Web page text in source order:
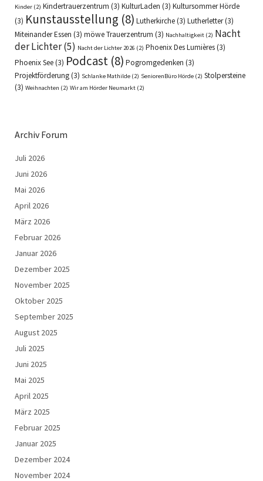
Kinder (2) Kindertrauerzentrum (3) KulturLaden (3) Kultursommer Hörde
(3) Kunstausstellung (8) Lutherkirche(3) Lutherletter(3)
Miteinander Essen (3) möwe Trauerzentrum (3) Nachhaltigkeit (2) Nacht
der Lichter(5) Nacht der Lichter 2026 (2) Phoenix Des Lumières(3)
Phoenix See(3) Podcast (8) Pogromgedenken (3)
Projektförderung(3) Schlanke Mathilde (2) SeniorenBüro Hörde (2) Stolpersteine
(3) Weihnachten (2) Wir am Hörder Neumarkt (2)
Archiv Forum
Juli 2026
Juni 2026
Mai 2026
April 2026
März 2026
Februar 2026
Januar 2026
Dezember 2025
November 2025
Oktober 2025
September 2025
August 2025
Juli 2025
Juni 2025
Mai 2025
April 2025
März 2025
Februar 2025
Januar 2025
Dezember 2024
November 2024